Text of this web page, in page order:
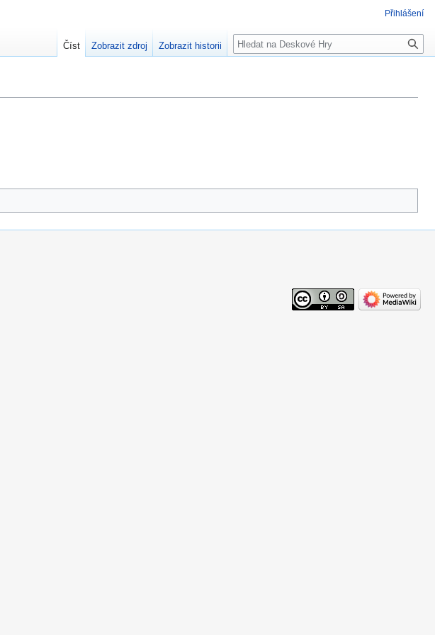
Přihlášení
Číst Zobrazit zdroj Zobrazit historii Hledat